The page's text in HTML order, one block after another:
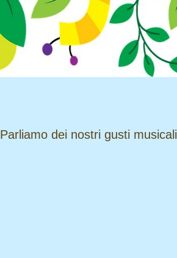
​​​​​​​Parliamo dei nostri gusti musicali